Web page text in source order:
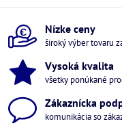
Nízke ceny
široký výber tovaru
Vysoká kvalita
všetky ponúkané
Zákaznícka
komunikácia so